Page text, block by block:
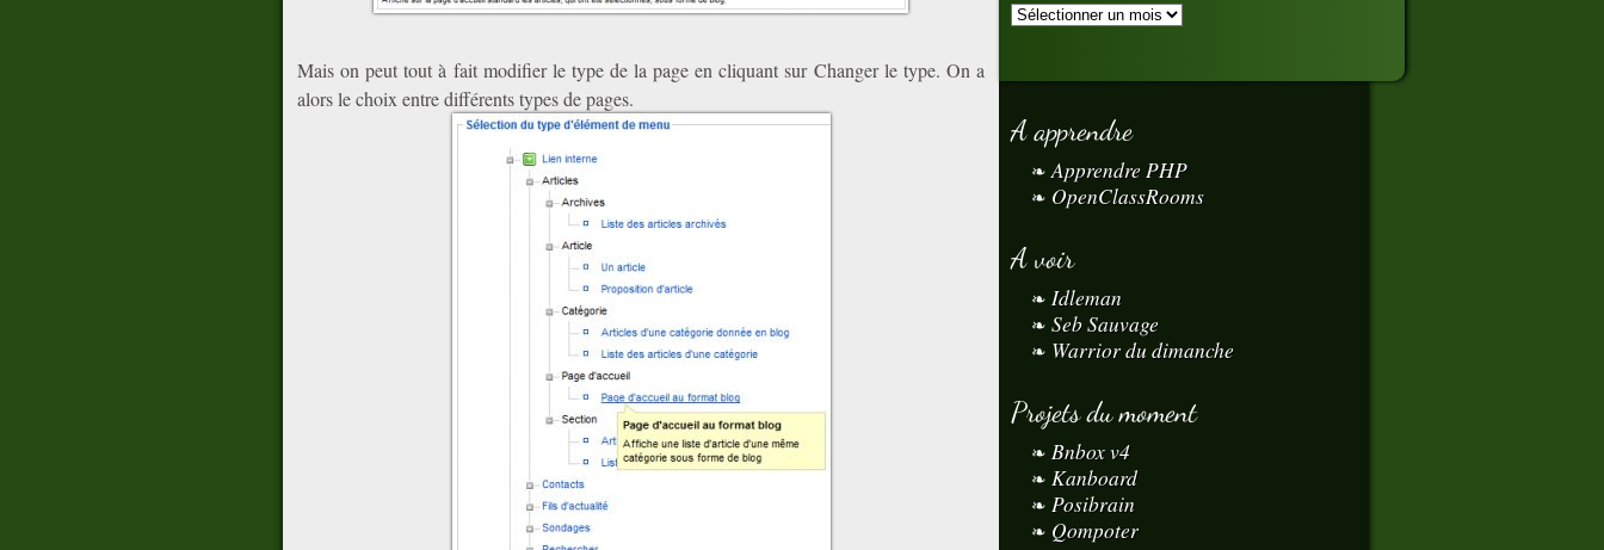
Mais on peut tout à fait modifier le type de la page en cliquant sur Changer le type. On a
alors le choix entre différents types de pages.
A apprendre
Apprendre PHP
OpenClassRooms
A voir
Idleman
Seb Sauvage
Warrior du dimanche
Projets du moment
Bnbox v4
Kanboard
Posibrain
Qompoter